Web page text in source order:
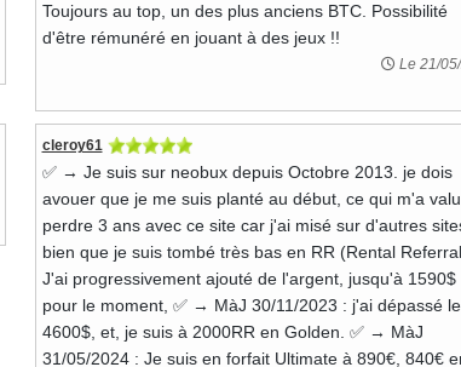
Toujours au top, un des plus anciens BTC. Possibilité
d'être rémunéré en jouant à des jeux !!
Le 21/
cleroy61
✅ → Je suis sur neobux depuis Octobre 2013. je dois
avouer que je me suis planté au début, ce qui m'a
perdre 3 ans avec ce site car j'ai misé sur d'autres
bien que je suis tombé très bas en RR (Rental
J'ai progressivement ajouté de l'argent, jusqu'à 1590$
pour le moment, ✅ → MàJ 30/11/2023 : j'ai dépassé
4600$, et, je suis à 2000RR en Golden. ✅ → MàJ
31/05/2024 : Je suis en forfait Ultimate à 890€, 840€